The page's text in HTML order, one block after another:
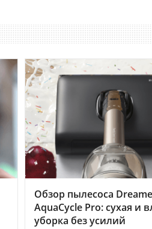
Обзор пылесоса
AquaCycle Pro: сухая и
уборка без усилий